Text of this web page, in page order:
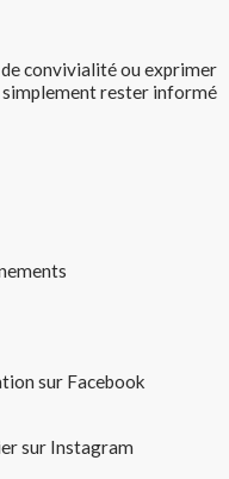
convivialité ou exprimer
simplement rester informé
sur Facebook
sur Instagram